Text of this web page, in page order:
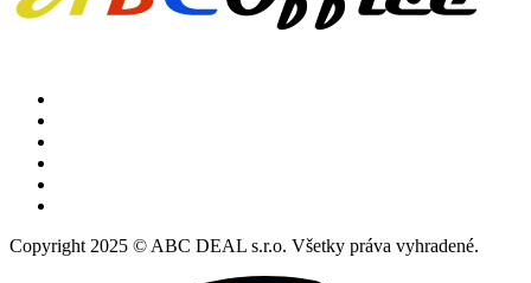
Copyright 2025 © ABC DEAL s.r.o. Všetky práva vyhradené.